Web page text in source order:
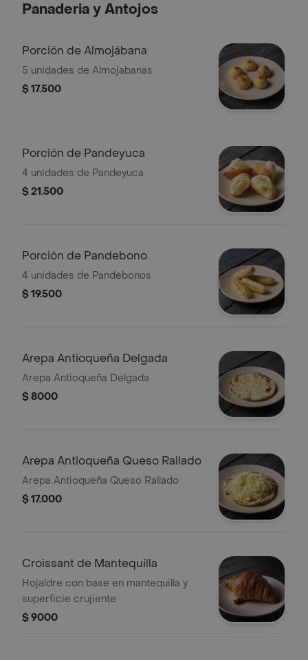
Panaderia y Antojos
Porción de Almojábana
5 unidades de Almojabanas
$ 17.500
Porción de Pandeyuca
4 unidades de Pandeyuca
$ 21.500
Porción de Pandebono
4 unidades de Pandebonos
$ 19.500
Arepa Antioqueña Delgada
Arepa Antioqueña Delgada
$ 8000
Arepa Antioqueña Queso Rallado
Arepa Antioqueña Queso Rallado
$ 17.000
Croissant de Mantequilla
Hojaldre con base en mantequilla y
superficie crujiente
$ 9000